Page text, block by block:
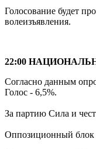
Голосование будет
волеизъявления.
22:00
Согласно данным
Голос - 6,5%.
За партию Сила и
Оппозиционный блок